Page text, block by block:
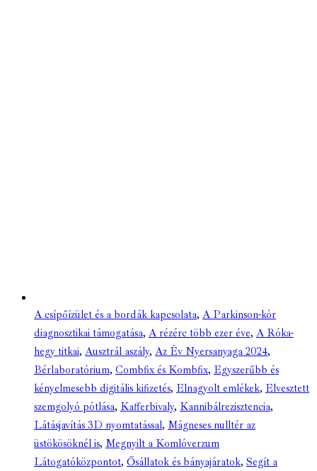
A csípőízület és a bordák kapcsolata, A Parkinson-kór
diagnosztikai támogatása, A rézérc több ezer éve, A Róka-
hegy titkai, Ausztrál aszály, Az Év Nyersanyaga 2024,
Bérlaboratórium, Combfix és Kombfix, Egyszerűbb és
kényelmesebb digitális kifizetés, Elnagyolt emlékek, Elvesztett
szemgolyó pótlása, Kafferbivaly, Kannibálrezisztencia,
Látásjavítás 3D nyomtatással, Mágneses nulltér az
üstökösöknél is, Megnyilt a Komlóverzum
Látogatóközpontot, Ősállatok és bányajáratok, Segít a